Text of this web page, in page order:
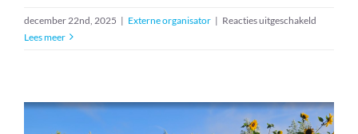
december 22nd, 2025 | Externe organisator | Reacties uitgeschakeld
Lees meer